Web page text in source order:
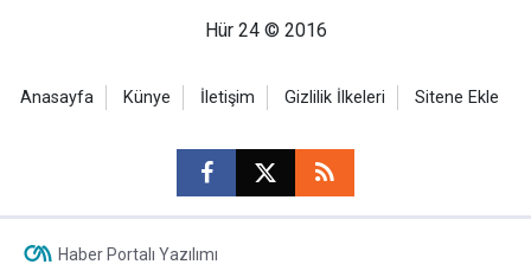
Hür 24 © 2016
Anasayfa Künye İletişim Gizlilik İlkeleri Sitene Ekle
Haber Portalı Yazılımı